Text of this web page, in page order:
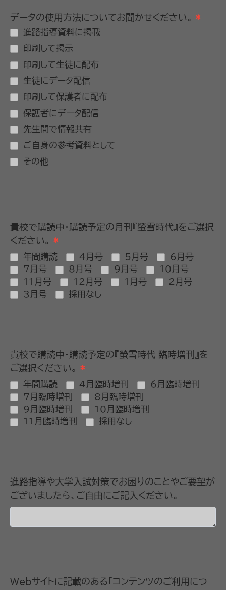
データの使用方法についてお聞かせください。 *
進路指導資料に掲載
印刷して掲示
印刷して生徒に配布
生徒にデータ配信
印刷して保護者に配布
保護者にデータ配信
先生間で情報共有
ご自身の参考資料として
その他
貴校で購読中・購読予定の月刊『螢雪時代』をご選択
ください。 *
年間購読 4月号 5月号
6月号
7月号
8月号 9月号
10月号
11月号
12月号 1月号
2月号
3月号
採用なし
貴校で購読中・購読予定の『螢雪時代 臨時増刊』を
ご選択ください。 *
年間購読 4月臨時増刊
6月臨時増刊
7月臨時増刊
8月臨時増刊
9月臨時増刊
10月臨時増刊
11月臨時増刊
採用なし
進路指導や大学入試対策でお困りのことやご要望が
ございましたら、ご自由にご記入ください。
Webサイトに記載のある「コンテンツのご利用につ